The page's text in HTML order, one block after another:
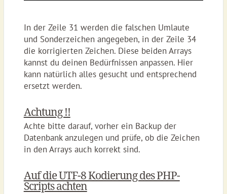
In der Zeile 31 werden die falschen Umlaute
und Sonderzeichen angegeben, in der Zeile 34
die korrigierten Zeichen. Diese beiden Arrays
kannst du deinen Bedürfnissen anpassen. Hier
kann natürlich alles gesucht und entsprechend
ersetzt werden.
Achtung !!
Achte bitte darauf, vorher ein Backup der
Datenbank anzulegen und prüfe, ob die Zeichen
in den Arrays auch korrekt sind.
Auf die UTF-8 Kodierung des PHP-
Scripts achten